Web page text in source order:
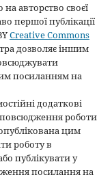
авторство своєї
першої публікації
Creative Commons
дозволяє іншим
посиланням на
додаткові
роботи
цим
роботу в
публікувати у
посилання на